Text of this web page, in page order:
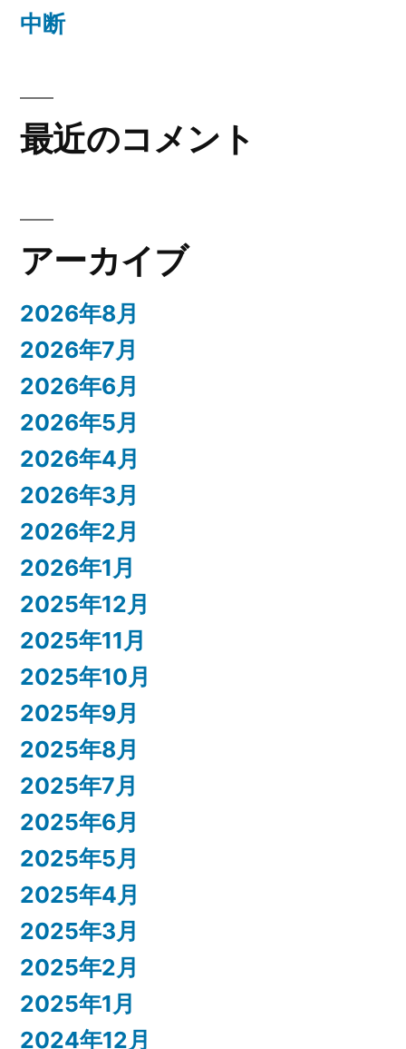
中断
最近のコメント
アーカイブ
2026年8月
2026年7月
2026年6月
2026年5月
2026年4月
2026年3月
2026年2月
2026年1月
2025年12月
2025年11月
2025年10月
2025年9月
2025年8月
2025年7月
2025年6月
2025年5月
2025年4月
2025年3月
2025年2月
2025年1月
2024年12月